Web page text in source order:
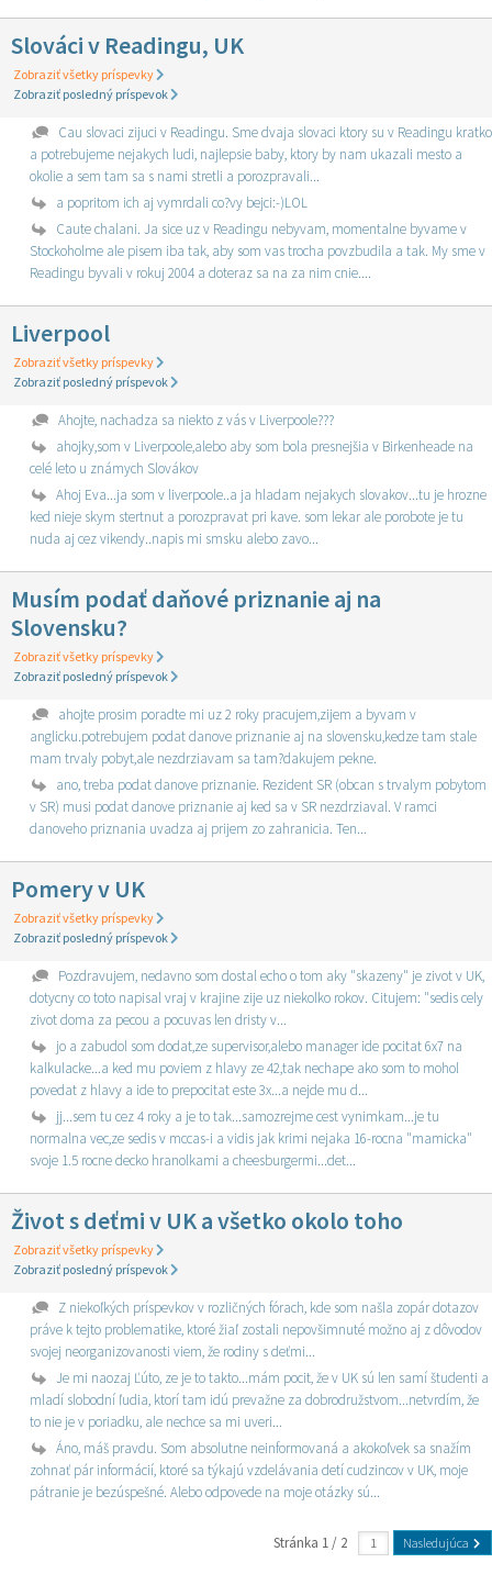
Slováci v Readingu, UK
Zobraziť všetky príspevky
Zobraziť posledný príspevok
Cau slovaci zijuci v Readingu. Sme dvaja slovaci ktory su v Readingu kratko
a potrebujeme nejakych ludi, najlepsie baby, ktory by nam ukazali mesto a
okolie a sem tam sa s nami stretli a porozpravali...
a popritom ich aj vymrdali co?vy bejci:-)LOL
Caute chalani. Ja sice uz v Readingu nebyvam, momentalne byvame v
Stockoholme ale pisem iba tak, aby som vas trocha povzbudila a tak. My sme v
Readingu byvali v rokuj 2004 a doteraz sa na za nim cnie....
Liverpool
Zobraziť všetky príspevky
Zobraziť posledný príspevok
Ahojte, nachadza sa niekto z vás v Liverpoole???
ahojky,som v Liverpoole,alebo aby som bola presnejšia v Birkenheade na
celé leto u známych Slovákov
Ahoj Eva...ja som v liverpoole..a ja hladam nejakych slovakov...tu je hrozne
ked nieje skym stertnut a porozpravat pri kave. som lekar ale porobote je tu
nuda aj cez vikendy..napis mi smsku alebo zavo...
Musím podať daňové priznanie aj na
Slovensku?
Zobraziť všetky príspevky
Zobraziť posledný príspevok
ahojte prosim poradte mi uz 2 roky pracujem,zijem a byvam v
anglicku.potrebujem podat danove priznanie aj na slovensku,kedze tam stale
mam trvaly pobyt,ale nezdrziavam sa tam?dakujem pekne.
ano, treba podat danove priznanie. Rezident SR (obcan s trvalym pobytom
v SR) musi podat danove priznanie aj ked sa v SR nezdrziaval. V ramci
danoveho priznania uvadza aj prijem zo zahranicia. Ten...
Pomery v UK
Zobraziť všetky príspevky
Zobraziť posledný príspevok
Pozdravujem, nedavno som dostal echo o tom aky "skazeny" je zivot v UK,
dotycny co toto napisal vraj v krajine zije uz niekolko rokov. Citujem: "sedis cely
zivot doma za pecou a pocuvas len dristy v...
jo a zabudol som dodat,ze supervisor,alebo manager ide pocitat 6x7 na
kalkulacke...a ked mu poviem z hlavy ze 42,tak nechape ako som to mohol
povedat z hlavy a ide to prepocitat este 3x...a nejde mu d...
jj...sem tu cez 4 roky a je to tak...samozrejme cest vynimkam...je tu
normalna vec,ze sedis v mccas-i a vidis jak krimi nejaka 16-rocna "mamicka"
svoje 1.5 rocne decko hranolkami a cheesburgermi...det...
Život s deťmi v UK a všetko okolo toho
Zobraziť všetky príspevky
Zobraziť posledný príspevok
Z niekoľkých príspevkov v rozličných fórach, kde som našla zopár dotazov
práve k tejto problematike, ktoré žiaľ zostali nepovšimnuté možno aj z dôvodov
svojej neorganizovanosti viem, že rodiny s deťmi...
Je mi naozaj Ľúto, ze je to takto...mám pocit, že v UK sú len samí študenti a
mladí slobodní ľudia, ktorí tam idú prevažne za dobrodružstvom...netvrdím, že
to nie je v poriadku, ale nechce sa mi uveri...
Áno, máš pravdu. Som absolutne neinformovaná a akokoľvek sa snažím
zohnať pár informácií, ktoré sa týkajú vzdelávania detí cudzincov v UK, moje
pátranie je bezúspešné. Alebo odpovede na moje otázky sú...
Stránka 1 / 2 Nasledujúca